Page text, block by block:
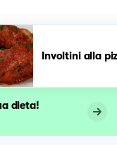
Involtini alla
dieta!